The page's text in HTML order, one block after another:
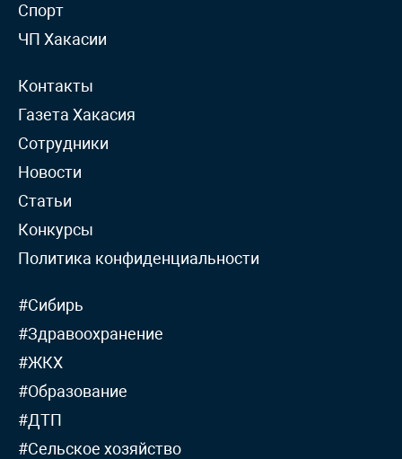
Спорт
ЧП Хакасии
Контакты
Газета Хакасия
Сотрудники
Новости
Статьи
Конкурсы
Политика конфиденциальности
#Сибирь
#Здравоохранение
#ЖКХ
#Образование
#ДТП
#Сельское хозяйство